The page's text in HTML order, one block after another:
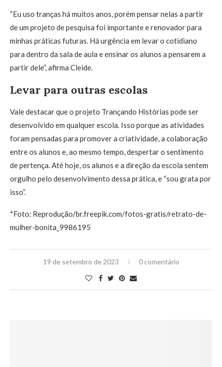
“Eu uso tranças há muitos anos, porém pensar nelas a partir
de um projeto de pesquisa foi importante e renovador para
minhas práticas futuras. Há urgência em levar o cotidiano
para dentro da sala de aula e ensinar os alunos a pensarem a
partir dele”, afirma Cleide.
Levar para outras escolas
Vale destacar que o projeto Trançando Histórias pode ser
desenvolvido em qualquer escola. Isso porque as atividades
foram pensadas para promover a criatividade, a colaboração
entre os alunos e, ao mesmo tempo, despertar o sentimento
de pertença. Até hoje, os alunos e a direção da escola sentem
orgulho pelo desenvolvimento dessa prática, e “sou grata por
isso”.
*Foto: Reprodução/br.freepik.com/fotos-gratis/retrato-de-
mulher-bonita_9986195
19 de setembro de 2023 0 comentário